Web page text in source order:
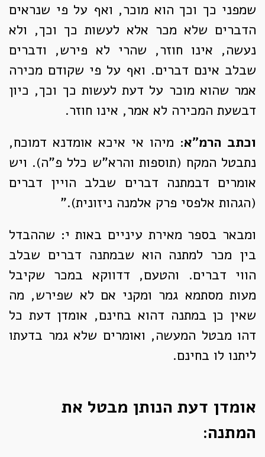
שמפני כך וכך הוא מוכר, ואף על פי שנראים
הדברים שלא מכר אלא לעשות כך וכך, ולא
נעשה, אינו חוזר, שהרי לא פירש, ודברים
שבלב אינם דברים. ואף על פי שקודם מכירה
אמר שהוא מוכר על דעת לעשות כך וכך, כיון
דבשעת המכירה לא אמר, אינו חוזר.
וכתב הרמ"א: מיהו אי איכא אומדנא דמוכח,
נתבטל המקח (תוספות והרא"ש כלל פ"ה). ויש
אומרים דבמתנה דברים שבלב הויין דברים
(הגהות אלפסי פרק אלמנה ניזונית)."
ומבאר בספר מאירת עיניים באות י: שההבדל
בין מכר למתנה הוא שבמתנה דברים שבלב
הווי דברים. והטעם, דדווקא במכר שקיבל
מעות מסתמא גמר ומקני אם לא שפירש, מה
שאין כן במתנה דהוא בחינם, אומדן דעת כל
דהו מבטל המעשה, ואומרים שלא גמר בדעתו
ליתנו לו בחינם.
אומדן דעת הנותן מבטל את
המתנה: